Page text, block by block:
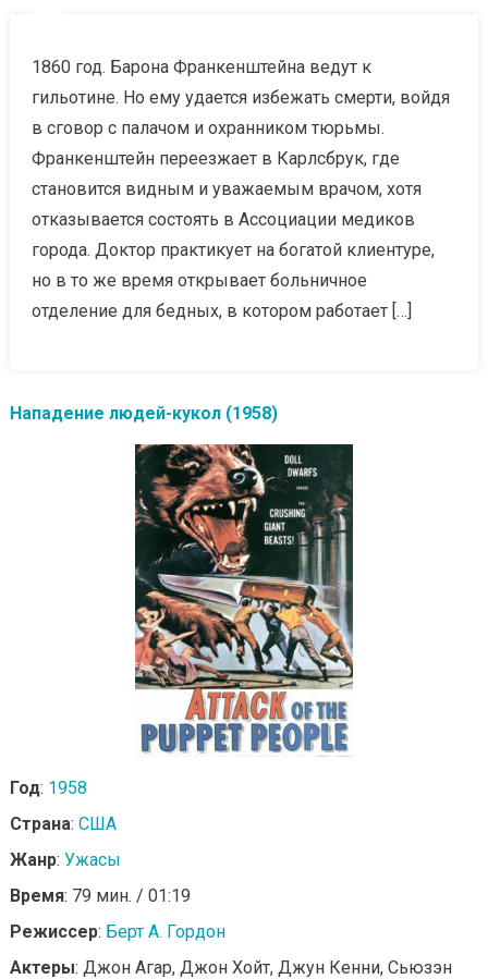
1860 год. Барона Франкенштейна ведут к
гильотине. Но ему удается избежать смерти, войдя
в сговор с палачом и охранником тюрьмы.
Франкенштейн переезжает в Карлсбрук, где
становится видным и уважаемым врачом, хотя
отказывается состоять в Ассоциации медиков
города. Доктор практикует на богатой клиентуре,
но в то же время открывает больничное
отделение для бедных, в котором работает […]
Нападение людей-кукол (1958)
Год: 1958
Страна: США
Жанр: Ужасы
Время: 79 мин. / 01:19
Режиссер: Берт А. Гордон
Актеры: Джон Агар, Джон Хойт, Джун Кенни, Сьюзэн